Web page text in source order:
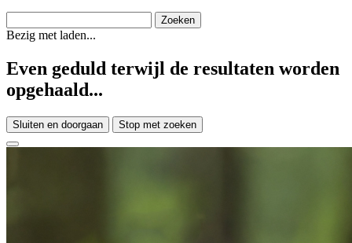
Bezig met laden...
Even geduld terwijl de resultaten worden
opgehaald...
Sluiten en doorgaan Stop met zoeken